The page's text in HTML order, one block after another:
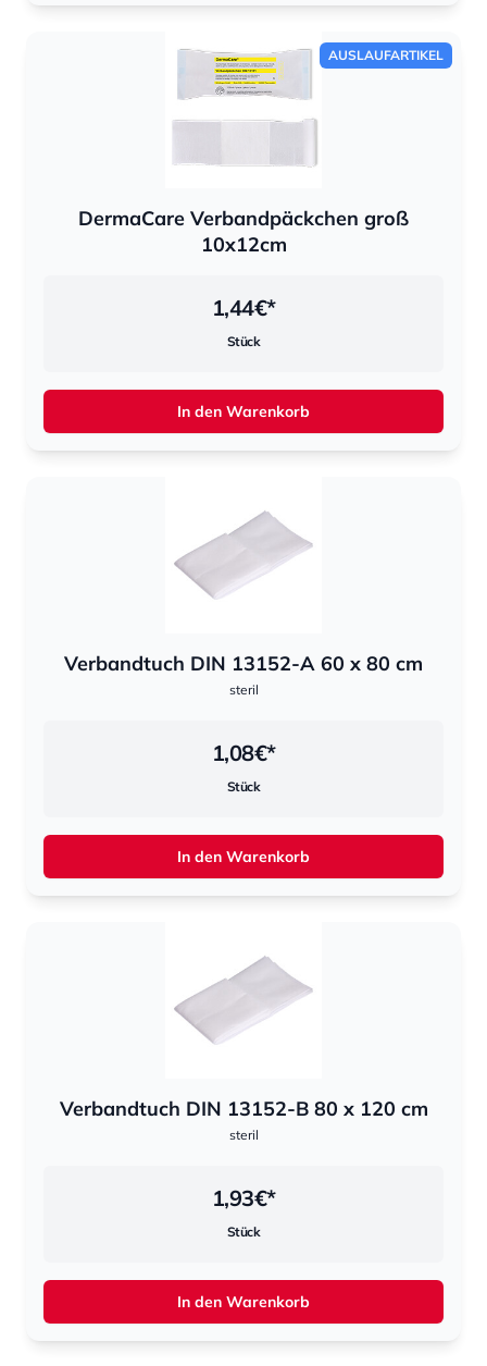
AUSLAUFARTIKEL
DermaCare Verbandpäckchen groß
10x12cm
1,44€*
Stück
In den Warenkorb
Verbandtuch DIN 13152-A 60 x 80 cm
steril
1,08€*
Stück
In den Warenkorb
Verbandtuch DIN 13152-B 80 x 120 cm
steril
1,93€*
Stück
In den Warenkorb